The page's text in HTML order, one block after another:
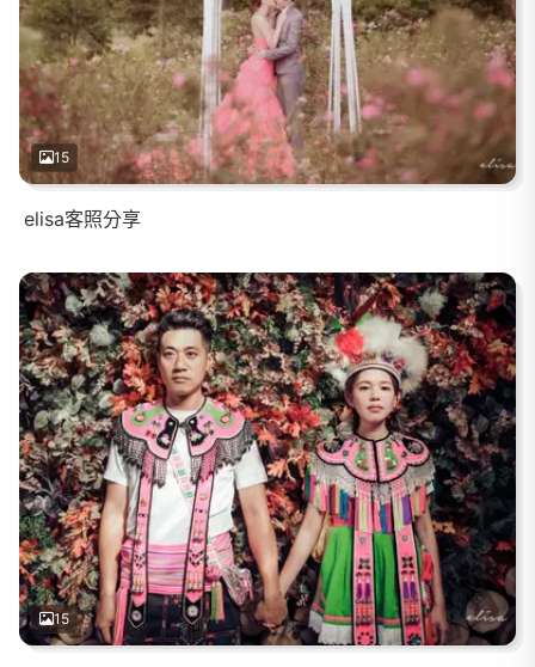
15
elisa客照分享
15